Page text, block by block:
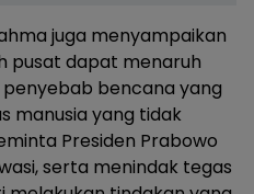
juga menyampaikan
pusat dapat menaruh
bencana yang
manusia yang tidak
Presiden Prabowo
serta menindak tegas